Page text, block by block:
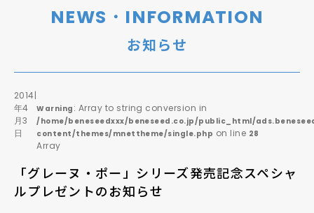
FAQ
未来貢献
企業情報
ディーラー契約について
NEWS・INFORMATION
お知らせ
2014
年4
月3
日
Warning : Array to string conversion in
/home/beneseedxxx/beneseed.co.jp/public_html/
content/themes/mnettheme/single.php on line 28
Array
「グレーヌ・ポー」シリーズ発売記念スペシャ
ルプレゼントのお知らせ